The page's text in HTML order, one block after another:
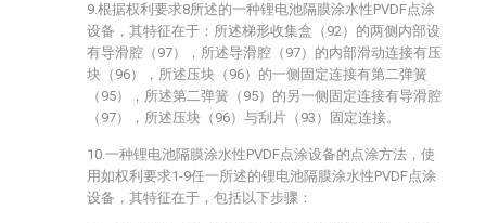
9.根据权利要求8所述的一种锂电池隔膜涂水性PVDF点涂
设备，其特征在于：所述梯形收集盒（92）的两侧内部设
有导滑腔（97），所述导滑腔（97）的内部滑动连接有压
块（96），所述压块（96）的一侧固定连接有第二弹簧
（95），所述第二弹簧（95）的另一侧固定连接有导滑腔
（97），所述压块（96）与刮片（93）固定连接。
10.一种锂电池隔膜涂水性PVDF点涂设备的点涂方法，使
用如权利要求1-9任一所述的锂电池隔膜涂水性PVDF点涂
设备，其特征在于，包括以下步骤：